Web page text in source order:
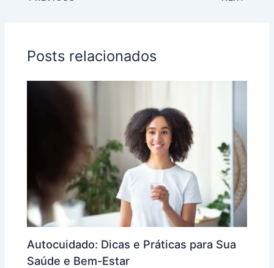
Posts relacionados
Autocuidado: Dicas e Práticas para Sua
Saúde e Bem-Estar